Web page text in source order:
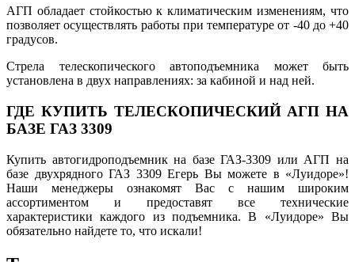
АГП обладает стойкостью к климатическим изменениям, что
позволяет осуществлять работы при температуре от -40 до +40
градусов.
Стрела телескопического автоподъемника может быть
установлена в двух направлениях: за кабиной и над ней.
ГДЕ КУПИТЬ ТЕЛЕСКОПИЧЕСКИЙ АГП НА
БАЗЕ ГАЗ 3309
Купить автогидроподъемник на базе ГАЗ-3309 или АГП на
базе двухрядного ГАЗ 3309 Егерь Вы можете в «Луидоре»!
Наши менеджеры ознакомят Вас с нашим широким
ассортиментом и предоставят все технические
характеристики каждого из подъемника. В «Луидоре» Вы
обязательно найдете то, что искали!